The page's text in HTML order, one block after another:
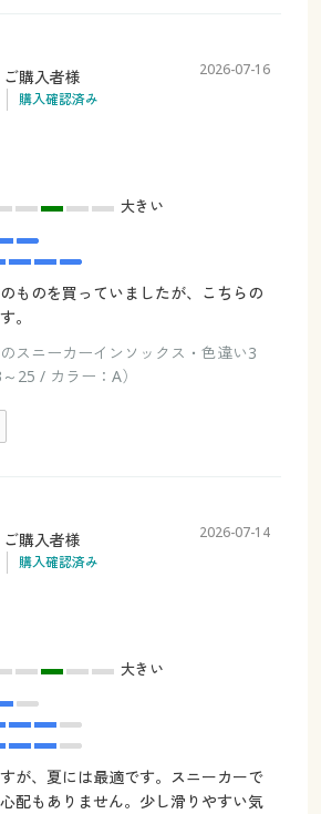
ご購入者様
購入確認済み
2026-07-16
大きい
ものを買っていましたが、こちらの
。
スニーカーインソックス・色違い3
25 / カラー：A）
ご購入者様
購入確認済み
2026-07-14
大きい
が、夏には最適です。スニーカーで
配もありません。少し滑りやすい気